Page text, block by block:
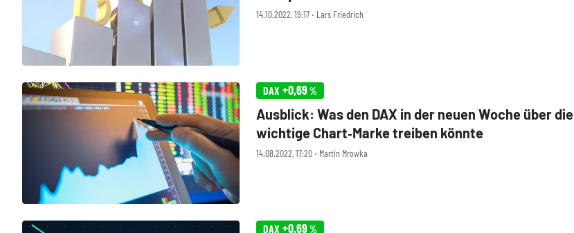
14.10.2022, 19:17 ‧ Lars Friedrich
DAX +0,69%
14.08.2022, 17:20 ‧ Martin Mrowka
Ausblick: Was den DAX in der neuen Woche über die
wichtige Chart‑Marke treiben könnte
DAX +0,69%